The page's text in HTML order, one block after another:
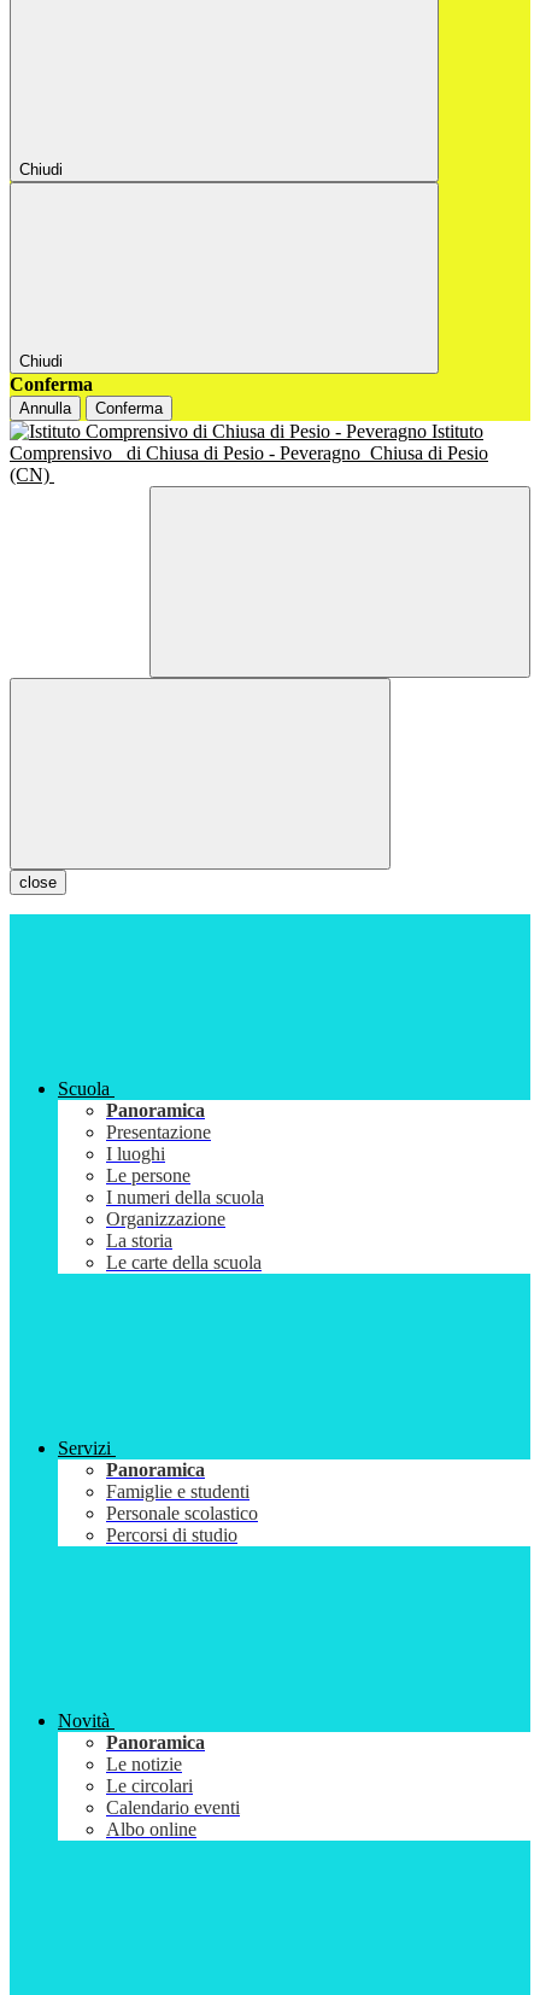
Chiudi
Chiudi
Conferma
Annulla Conferma
Istituto
Comprensivo
di Chiusa di Pesio - Peveragno Chiusa di Pesio
(CN)
close
Scuola
Panoramica
Presentazione
I luoghi
Le persone
I numeri della scuola
Organizzazione
La storia
Le carte della scuola
Servizi
Panoramica
Famiglie e studenti
Personale scolastico
Percorsi di studio
Novità
Panoramica
Le notizie
Le circolari
Calendario eventi
Albo online